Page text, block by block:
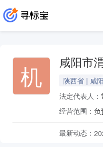
机 咸阳市
陕西省 | 咸
法定代表人：
经营范围：
最新动态：